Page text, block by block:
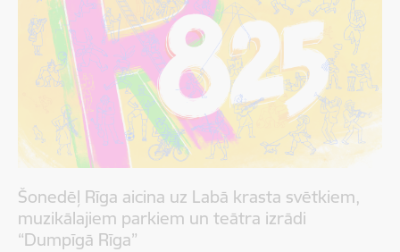
Šonedēļ Rīga aicina uz Labā krasta svētkiem,
muzikālajiem parkiem un teātra izrādi
“Dumpīgā Rīga”